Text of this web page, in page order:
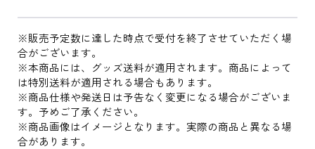
※販売予定数に達した時点で受付を終了させていただく場
合がございます。
※本商品には、グッズ送料が適用されます。商品によって
は特別送料が適用される場合もあります。
※商品仕様や発送日は予告なく変更になる場合がございま
す。予めご了承ください。
※商品画像はイメージとなります。実際の商品と異なる場
合があります。